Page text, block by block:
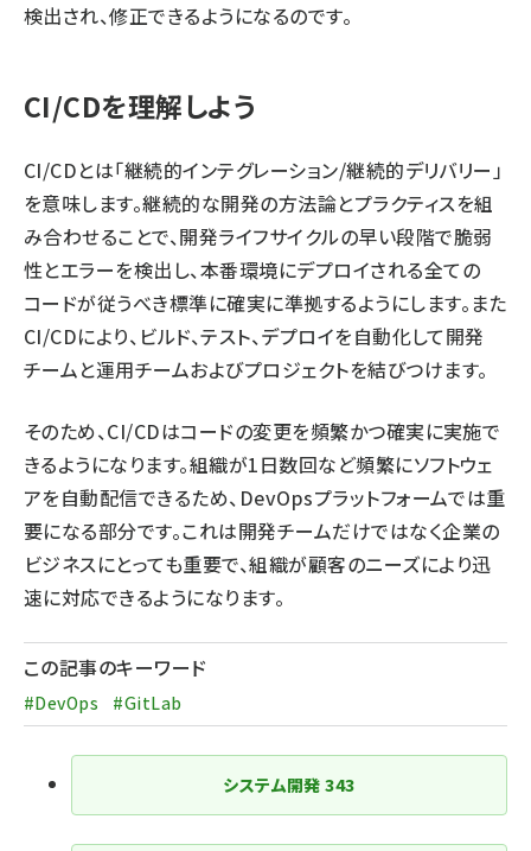
検出され、修正できるようになるのです。
CI/CDを理解しよう
CI/CDとは「継続的インテグレーション/継続的デリバリー」
を意味します。継続的な開発の方法論とプラクティスを組
み合わせることで、開発ライフサイクルの早い段階で脆弱
性とエラーを検出し、本番環境にデプロイされる全ての
コードが従うべき標準に確実に準拠するようにします。また
CI/CDにより、ビルド、テスト、デプロイを自動化して開発
チームと運用チームおよびプロジェクトを結びつけます。
そのため、CI/CDはコードの変更を頻繁かつ確実に実施で
きるようになります。組織が1日数回など頻繁にソフトウェ
アを自動配信できるため、DevOpsプラットフォームでは重
要になる部分です。これは開発チームだけではなく企業の
ビジネスにとっても重要で、組織が顧客のニーズにより迅
速に対応できるようになります。
この記事のキーワード
#DevOps #GitLab
システム開発343